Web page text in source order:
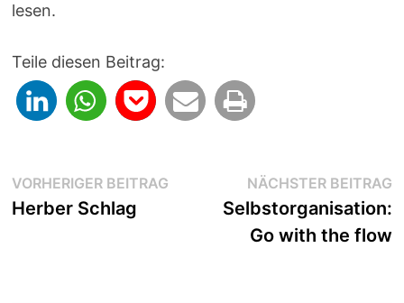
lesen.
Teile diesen Beitrag:
Beitragsnavigation
VORHERIGER BEITRAG Vorheriger
Beitrag:
Herber Schlag
NÄCHSTER BEITRAG
Selbstorganisation:
Go with the flow